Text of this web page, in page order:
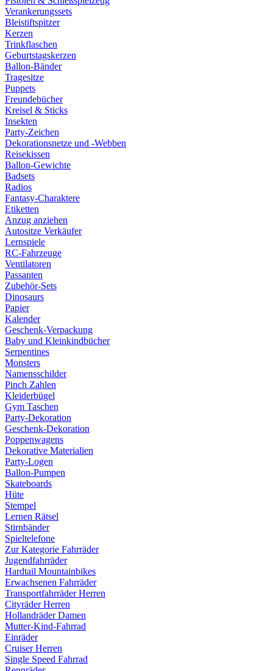
Verankerungssets
Bleistiftspitzer
Kerzen
Trinkflaschen
Geburtstagskerzen
Ballon-Bänder
Tragesitze
Puppets
Freundebücher
Kreisel & Sticks
Insekten
Party-Zeichen
Dekorationsnetze und -Webben
Reisekissen
Ballon-Gewichte
Badsets
Radios
Fantasy-Charaktere
Etiketten
Anzug anziehen
Autositze Verkäufer
Lernspiele
RC-Fahrzeuge
Ventilatoren
Passanten
Zubehör-Sets
Dinosaurs
Papier
Kalender
Geschenk-Verpackung
Baby und Kleinkindbücher
Serpentines
Monsters
Namensschilder
Pinch Zahlen
Kleiderbügel
Gym Taschen
Party-Dekoration
Geschenk-Dekoration
Poppenwagens
Dekorative Materialien
Party-Logen
Ballon-Pumpen
Skateboards
Hüte
Stempel
Lernen Rätsel
Stirnbänder
Spieltelefone
Zur Kategorie Fahrräder
Jugendfahrräder
Hardtail Mountainbikes
Erwachsenen Fahrräder
Transportfahrräder Herren
Cityräder Herren
Hollandräder Damen
Mutter-Kind-Fahrrad
Einräder
Cruiser Herren
Single Speed Fahrrad